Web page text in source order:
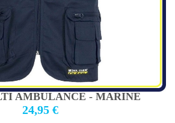
AMBULANCE - MARINE
24,95 €